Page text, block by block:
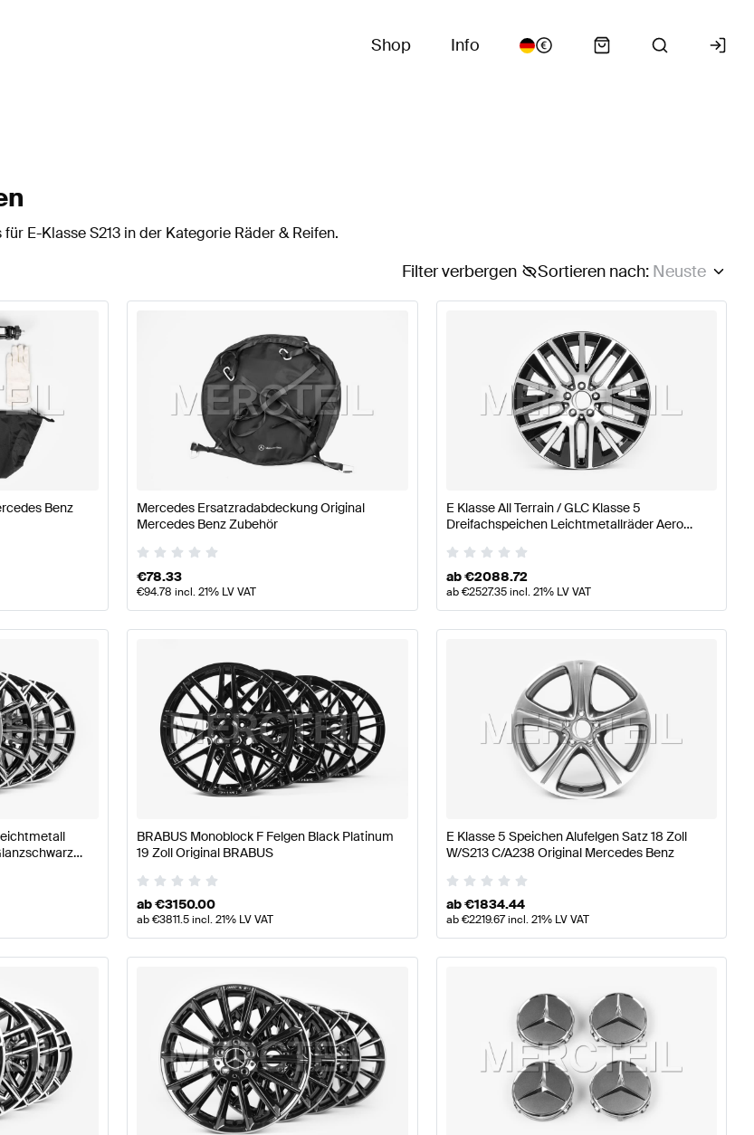
Shop Info
E-Klasse S213 in der Kategorie Räder & Reifen.
Sortieren nach: Neuste
Filter verbergen
Räder & Reifen A-Klasse W177 Tuning Räder & Reifen
A-Klasse W176 Modellpflege Tuning
& Reifen
Mercedes-Benz E-Klasse S213 Räder & Reifen
Benz
Mercedes Ersatzradabdeckung Original
Mercedes Benz Zubehör
€78.33
€94.78 incl. 21% LV VAT
E Klasse All Terrain / GLC Klasse 5
Dreifachspeichen Leichtmetallräder Aero
Benz
ab€2088.72
ab€2527.35incl. 21% LV VAT
BRABUS Monoblock F Felgen Black Platinum
19 Zoll Original BRABUS
ab€3150.00
ab€3811.5incl. 21% LV VAT
E Klasse 5 Speichen Alufelgen Satz 18 Zoll
W/S213 C/A238 Original Mercedes Benz
ab€1834.44
ab€2219.67incl. 21% LV VAT